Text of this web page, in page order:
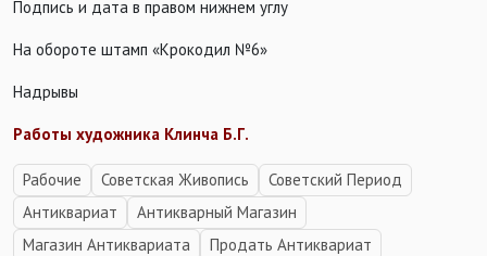
Подпись и дата в правом нижнем углу
На обороте штамп «Крокодил №6»
Надрывы
Работы художника Клинча Б.Г.
Рабочие Советская Живопись
Советский Период
Антиквариат
Антикварный Магазин
Магазин Антиквариата
Продать Антиквариат